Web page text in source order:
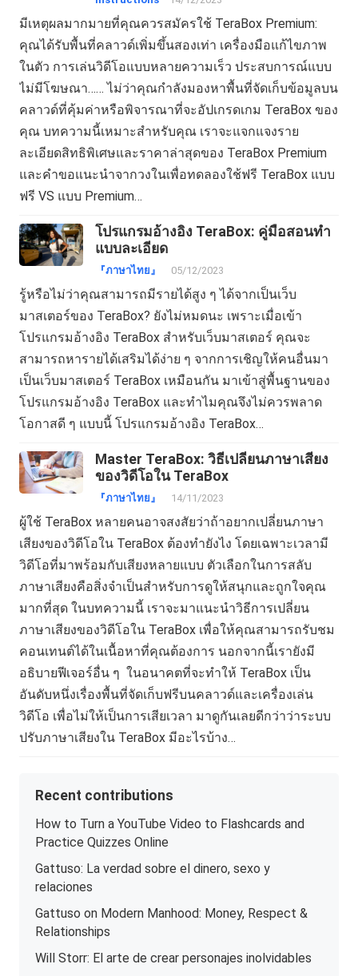
มีเหตุผลมากมายที่คุณควรสมัครใช้ TeraBox Premium:
คุณได้รับพื้นที่คลาวด์เพิ่มขึ้นสองเท่า เครื่องมือแก้ไขภาพ
ในตัว การเล่นวิดีโอแบบหลายความเร็ว ประสบการณ์แบบ
ไม่มีโฆษณา…… ไม่ว่าคุณกำลังมองหาพื้นที่จัดเก็บข้อมูลบน
คลาวด์ที่คุ้มค่าหรือพิจารณาที่จะอัปเกรดเกม TeraBox ของ
คุณ บทความนี้เหมาะสำหรับคุณ เราจะแจกแจงราย
ละเอียดสิทธิพิเศษและราคาล่าสุดของ TeraBox Premium
และคำขอแนะนำจากวงในเพื่อทดลองใช้ฟรี TeraBox แบบ
ฟรี VS แบบ Premium…
โปรแกรมอ้างอิง TeraBox: คู่มือสอนทำ
แบบละเอียด
『ภาษาไทย』 05/12/2023
รู้หรือไม่ว่าคุณสามารถมีรายได้สูง ๆ ได้จากเป็นเว็บ
มาสเตอร์ของ TeraBox? ยังไม่หมดนะ เพราะเมื่อเข้า
โปรแกรมอ้างอิง TeraBox สำหรับเว็บมาสเตอร์ คุณจะ
สามารถหารายได้เสริมได้ง่าย ๆ จากการเชิญให้คนอื่นมา
เป็นเว็บมาสเตอร์ TeraBox เหมือนกัน มาเข้าสู่พื้นฐานของ
โปรแกรมอ้างอิง TeraBox และทำไมคุณจึงไม่ควรพลาด
โอกาสดี ๆ แบบนี้ โปรแกรมอ้างอิง TeraBox…
Master TeraBox: วิธีเปลี่ยนภาษาเสียง
ของวิดีโอใน TeraBox
『ภาษาไทย』 14/11/2023
ผู้ใช้ TeraBox หลายคนอาจสงสัยว่าถ้าอยากเปลี่ยนภาษา
เสียงของวิดีโอใน TeraBox ต้องทำยังไง โดยเฉพาะเวลามี
วิดีโอที่มาพร้อมกับเสียงหลายแบบ ตัวเลือกในการสลับ
ภาษาเสียงคือสิ่งจำเป็นสำหรับการดูให้สนุกและถูกใจคุณ
มากที่สุด ในบทความนี้ เราจะมาแนะนำวิธีการเปลี่ยน
ภาษาเสียงของวิดีโอใน TeraBox เพื่อให้คุณสามารถรับชม
คอนเทนต์ได้ในเนื้อหาที่คุณต้องการ นอกจากนี้เรายังมี
อธิบายฟีเจอร์อื่น ๆ ในอนาคตที่จะทำให้ TeraBox เป็น
อันดับหนึ่งเรื่องพื้นที่จัดเก็บฟรีบนคลาวด์และเครื่องเล่น
วิดีโอ เพื่อไม่ให้เป็นการเสียเวลา มาดูกันเลยดีกว่าว่าระบบ
ปรับภาษาเสียงใน TeraBox มีอะไรบ้าง…
Recent contributions
How to Turn a YouTube Video to Flashcards and
Practice Quizzes Online
Gattuso: La verdad sobre el dinero, sexo y
relaciones
Gattuso on Modern Manhood: Money, Respect &
Relationships
Will Storr: El arte de crear personajes inolvidables